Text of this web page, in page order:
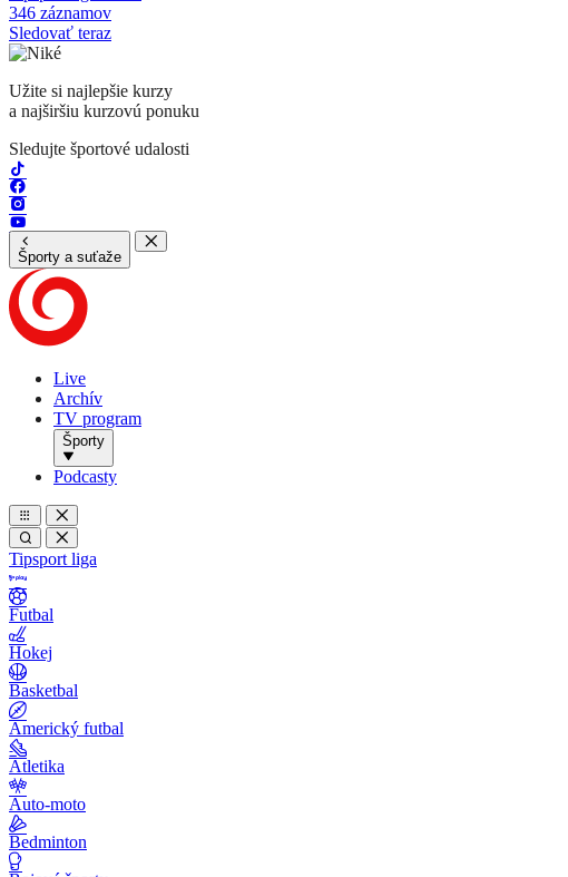
346 záznamov
Sledovať teraz
Užite si najlepšie kurzy
a najširšiu kurzovú ponuku
Sledujte športové udalosti
Športy a suťaže
Live
Archív
TV program
Športy
Podcasty
Tipsport liga
Futbal
Hokej
Basketbal
Americký futbal
Atletika
Auto-moto
Bedminton